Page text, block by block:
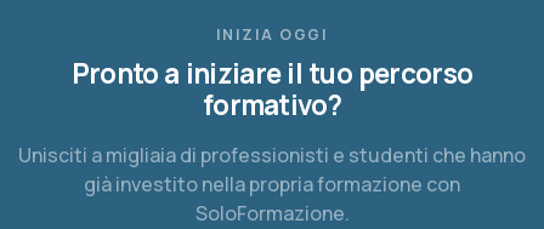
INIZIA OGGI
Pronto a iniziare il tuo percorso
formativo?
Unisciti a migliaia di professionisti e studenti che hanno
già investito nella propria formazione con
SoloFormazione.